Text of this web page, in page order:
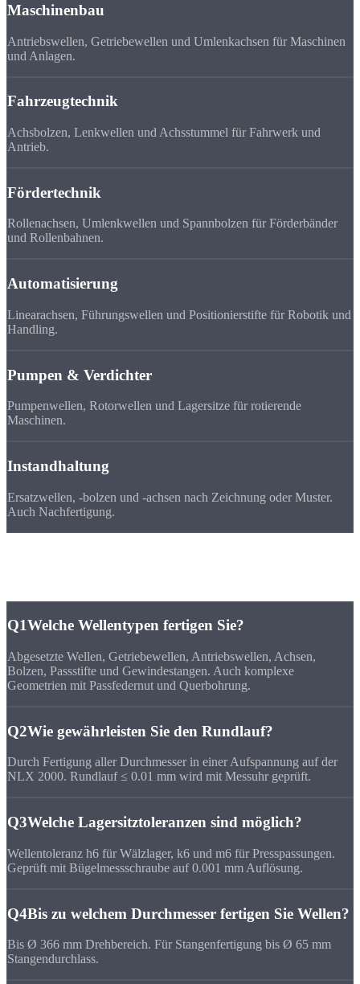
Maschinenbau
Antriebswellen, Getriebewellen und Umlenkachsen für Maschinen
und Anlagen.
Fahrzeugtechnik
Achsbolzen, Lenkwellen und Achsstummel für Fahrwerk und
Antrieb.
Fördertechnik
Rollenachsen, Umlenkwellen und Spannbolzen für Förderbänder
und Rollenbahnen.
Automatisierung
Linearachsen, Führungswellen und Positionierstifte für Robotik und
Handling.
Pumpen & Verdichter
Pumpenwellen, Rotorwellen und Lagersitze für rotierende
Maschinen.
Instandhaltung
Ersatzwellen, -bolzen und -achsen nach Zeichnung oder Muster.
Auch Nachfertigung.
Q1Welche Wellentypen fertigen Sie?
Abgesetzte Wellen, Getriebewellen, Antriebswellen, Achsen,
Bolzen, Passstifte und Gewindestangen. Auch komplexe
Geometrien mit Passfedernut und Querbohrung.
Q2Wie gewährleisten Sie den Rundlauf?
Durch Fertigung aller Durchmesser in einer Aufspannung auf der
NLX 2000. Rundlauf ≤ 0.01 mm wird mit Messuhr geprüft.
Q3Welche Lagersitztoleranzen sind möglich?
Wellentoleranz h6 für Wälzlager, k6 und m6 für Presspassungen.
Geprüft mit Bügelmessschraube auf 0.001 mm Auflösung.
Q4Bis zu welchem Durchmesser fertigen Sie Wellen?
Bis Ø 366 mm Drehbereich. Für Stangenfertigung bis Ø 65 mm
Stangendurchlass.